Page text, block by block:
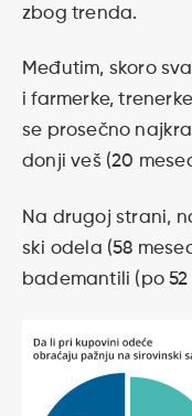
zbog trenda.
Međutim, skoro
i farmerke,
se prosečno
donji veš (20
Na drugoj strani,
ski odela (58
bademantili (po 52